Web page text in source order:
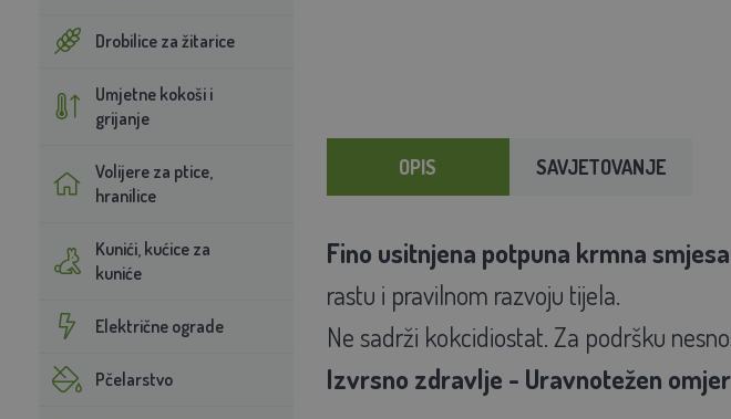
Drobilice za žitarice
Umjetne kokoši i
grijanje
Volijere za ptice,
hranilice
Kunići, kućice za
kuniće
Električne ograde
Pčelarstvo
OPIS SAVJETOVANJE
Fino usitnjena potpuna krmna
rastu i pravilnom razvoju tijela.
Ne sadrži kokcidiostat. Za podršku
Izvrsno zdravlje - Uravnotežen